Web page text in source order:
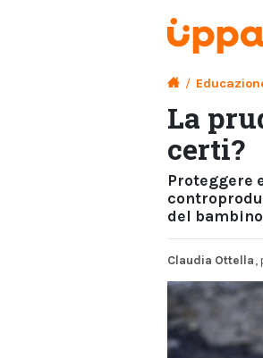
/
La
certi?
Proteggere
del
Claudia Ottella ,